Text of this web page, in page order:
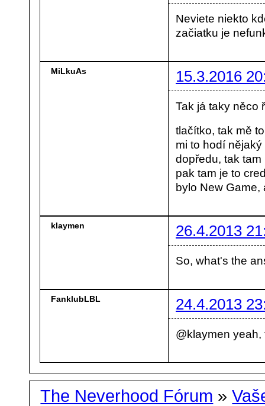
Neviete niekto
začiatku je
MiLkuAs 15.3.2016
Tak já taky něco
tlačítko, tak mě
mi to hodí
dopředu, tak
pak tam je to
bylo New
klaymen 26.4.2013
So, what's the
FanklubLBL 24.4.2013
@klaymen
The Neverhood Fórum »